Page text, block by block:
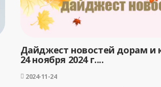
Дайджест новостей дорам и
24 ноября 2024 г....
2024-11-24